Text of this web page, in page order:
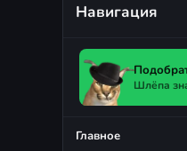
Навигация
Шлёпа
Главное